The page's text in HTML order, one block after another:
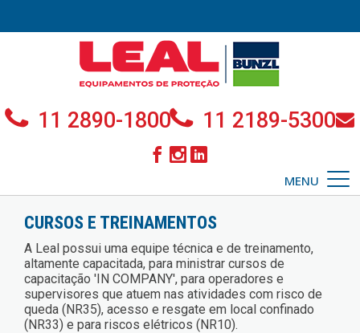
11 2890-1800 11 2189-5300
MENU
CURSOS E TREINAMENTOS
A Leal possui uma equipe técnica e de treinamento,
altamente capacitada, para ministrar cursos de
capacitação 'IN COMPANY', para operadores e
supervisores que atuem nas atividades com risco de
queda (NR35), acesso e resgate em local confinado
(NR33) e para riscos elétricos (NR10).